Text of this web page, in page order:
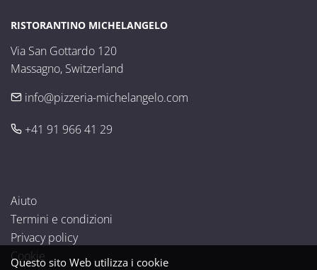
RISTORANTINO MICHELANGELO
Via San Gottardo 120
Massagno, Switzerland
info@pizzeria-michelangelo.com
+41 91 966 41 29
Aiuto
Termini e condizioni
Privacy policy
Cookie
Questo sito Web utilizza i cookie